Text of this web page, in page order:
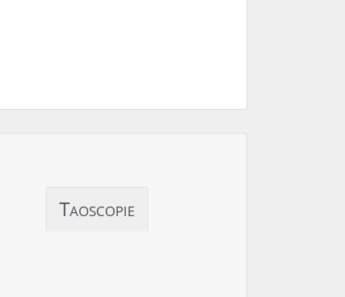
Taoscopie